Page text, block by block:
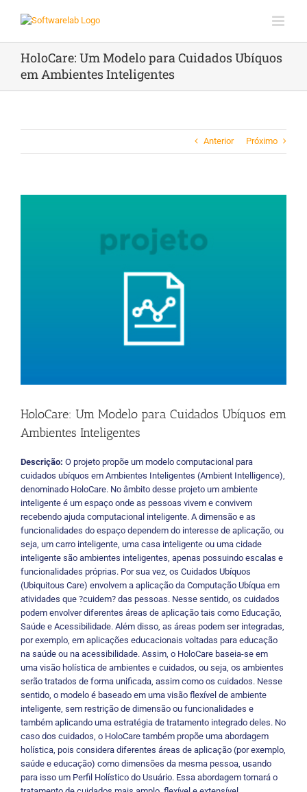
HoloCare: Um Modelo para Cuidados Ubíquos
em Ambientes Inteligentes
Anterior Próximo
HoloCare: Um Modelo para Cuidados Ubíquos em
Ambientes Inteligentes
Descrição: O projeto propõe um modelo computacional para
cuidados ubíquos em Ambientes Inteligentes (Ambient Intelligence),
denominado HoloCare. No âmbito desse projeto um ambiente
inteligente é um espaço onde as pessoas vivem e convivem
recebendo ajuda computacional inteligente. A dimensão e as
funcionalidades do espaço dependem do interesse de aplicação, ou
seja, um carro inteligente, uma casa inteligente ou uma cidade
inteligente são ambientes inteligentes, apenas possuindo escalas e
funcionalidades próprias. Por sua vez, os Cuidados Ubíquos
(Ubiquitous Care) envolvem a aplicação da Computação Ubíqua em
atividades que ?cuidem? das pessoas. Nesse sentido, os cuidados
podem envolver diferentes áreas de aplicação tais como Educação,
Saúde e Acessibilidade. Além disso, as áreas podem ser integradas,
por exemplo, em aplicações educacionais voltadas para educação
na saúde ou na acessibilidade. Assim, o HoloCare baseia-se em
uma visão holística de ambientes e cuidados, ou seja, os ambientes
serão tratados de forma unificada, assim como os cuidados. Nesse
sentido, o modelo é baseado em uma visão flexível de ambiente
inteligente, sem restrição de dimensão ou funcionalidades e
também aplicando uma estratégia de tratamento integrado deles. No
caso dos cuidados, o HoloCare também propõe uma abordagem
holística, pois considera diferentes áreas de aplicação (por exemplo,
saúde e educação) como dimensões da mesma pessoa, usando
para isso um Perfil Holístico do Usuário. Essa abordagem tornará o